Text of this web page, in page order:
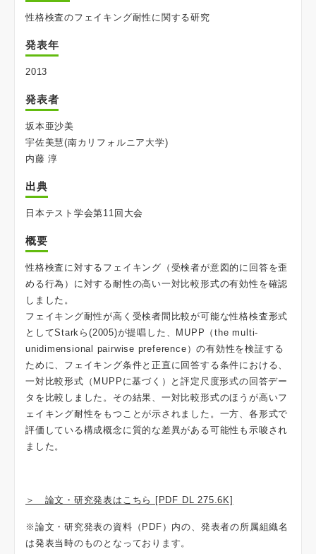
性格検査のフェイキング耐性に関する研究
発表年
2013
発表者
坂本亜沙美
宇佐美慧(南カリフォルニア大学)
内藤 淳
出典
日本テスト学会第11回大会
概要
性格検査に対するフェイキング（受検者が意図的に回答を歪
める行為）に対する耐性の高い一対比較形式の有効性を確認
しました。
フェイキング耐性が高く受検者間比較が可能な性格検査形式
としてStarkら(2005)が提唱した、MUPP（the multi-
unidimensional pairwise preference）の有効性を検証する
ために、フェイキング条件と正直に回答する条件における、
一対比較形式（MUPPに基づく）と評定尺度形式の回答デー
タを比較しました。その結果、一対比較形式のほうが高いフ
ェイキング耐性をもつことが示されました。一方、各形式で
評価している構成概念に質的な差異がある可能性も示唆され
ました。
＞ 論文・研究発表はこちら [PDF DL 275.6K]
※論文・研究発表の資料（PDF）内の、発表者の所属組織名
は発表当時のものとなっております。